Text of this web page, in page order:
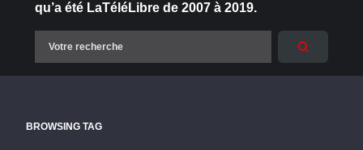
qu’a été LaTéléLibre de 2007 à 2019.
BROWSING TAG